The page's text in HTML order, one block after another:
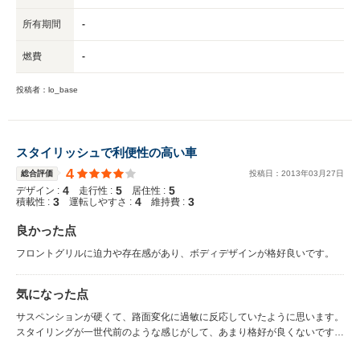
所有期間 -
燃費 -
投稿者：lo_base
スタイリッシュで利便性の高い車
総合評価 4 投稿日： 2013年03 月27日
デザイン : 4 走行性 : 5 居住性 : 5
積載性 : 3 運転しやすさ : 4 維持費 : 3
良かった点
フロントグリルに迫力や存在感があり、ボディデザインが格好良いです。
気になった点
サスペンションが硬くて、路面変化に過敏に反応していたように思います。
スタイリングが一世代前のような感じがして、あまり格好が良くないです